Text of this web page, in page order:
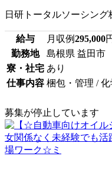
日研トータルソーシング
給与 月収例295,000
勤務地
島根県 益田市
寮・社宅 あり
仕事内容 梱包・管理 /
募集が停止しています